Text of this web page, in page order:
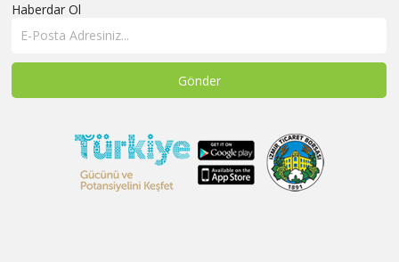
ÜYELER
Haberdar Ol